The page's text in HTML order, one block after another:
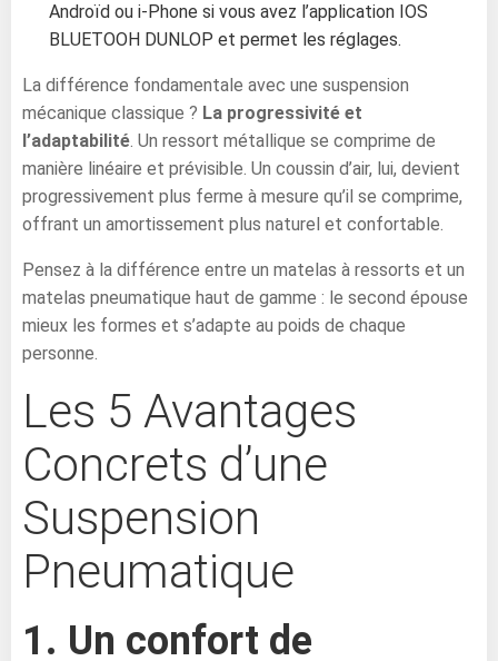
Androïd ou i-Phone si vous avez l’application IOS
BLUETOOH DUNLOP et permet les réglages.
La différence fondamentale avec une suspension
mécanique classique ? La progressivité et
l’adaptabilité. Un ressort métallique se comprime de
manière linéaire et prévisible. Un coussin d’air, lui, devient
progressivement plus ferme à mesure qu’il se comprime,
offrant un amortissement plus naturel et confortable.
Pensez à la différence entre un matelas à ressorts et un
matelas pneumatique haut de gamme : le second épouse
mieux les formes et s’adapte au poids de chaque
personne.
Les 5 Avantages
Concrets d’une
Suspension
Pneumatique
1. Un confort de